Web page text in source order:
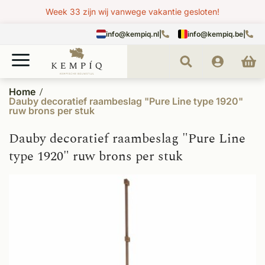
Week 33 zijn wij vanwege vakantie gesloten!
info@kempiq.nl info@kempiq.be
Home
Dauby decoratief raambeslag "Pure Line type 1920"
ruw brons per stuk
Dauby decoratief raambeslag "Pure Line
type 1920" ruw brons per stuk